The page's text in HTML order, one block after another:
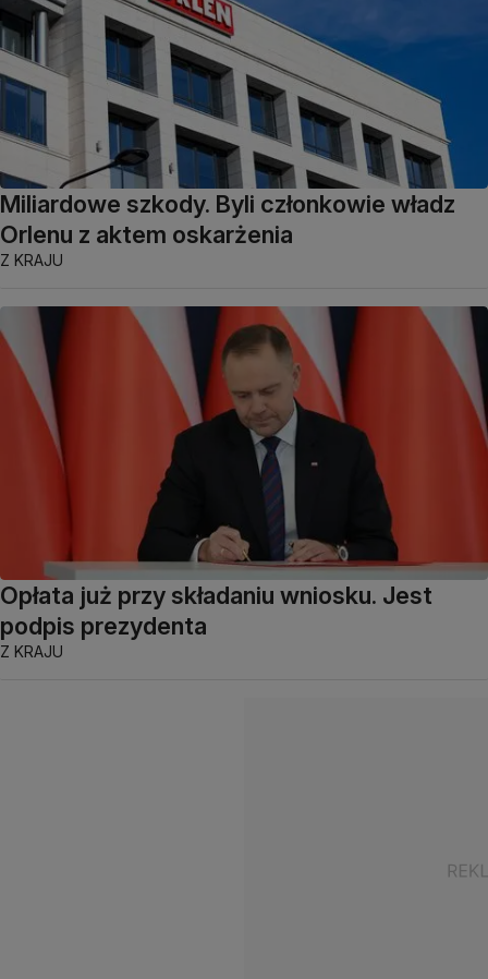
Miliardowe szkody. Byli członkowie władz
Orlenu z aktem oskarżenia
Z KRAJU
Opłata już przy składaniu wniosku. Jest
podpis prezydenta
Z KRAJU